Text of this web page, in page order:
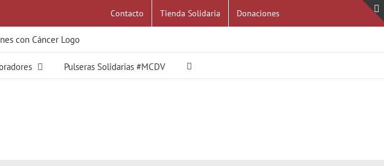
Contacto Tienda Solidaria Donaciones
Pulseras Solidarias #MCDV